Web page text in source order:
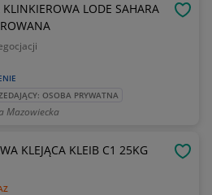
KLINKIEROWA LODE SAHARA
OSOBA PRYWATNA
Mazowiecka
KLEJĄCA KLEIB C1 25KG